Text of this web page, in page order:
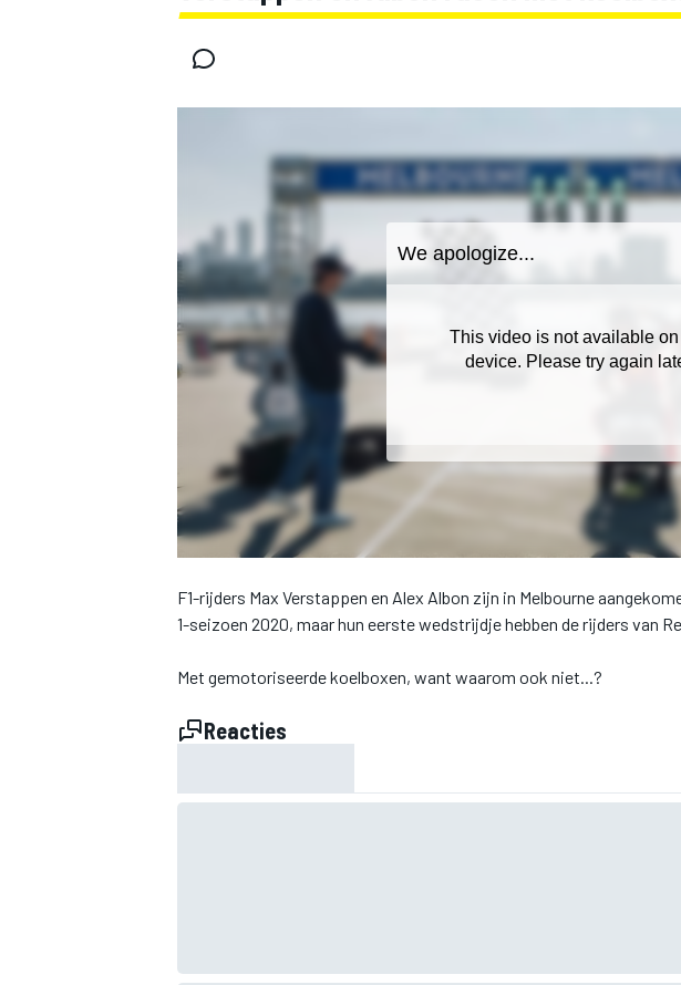
MOTOGP
INDYCAR
F1-rijders Max Verstappen en Alex Albon zijn in Melbourne
1-seizoen 2020, maar hun eerste wedstrijdje hebben de rijders van
Met gemotoriseerde koelboxen, want waarom ook niet...?
Reacties